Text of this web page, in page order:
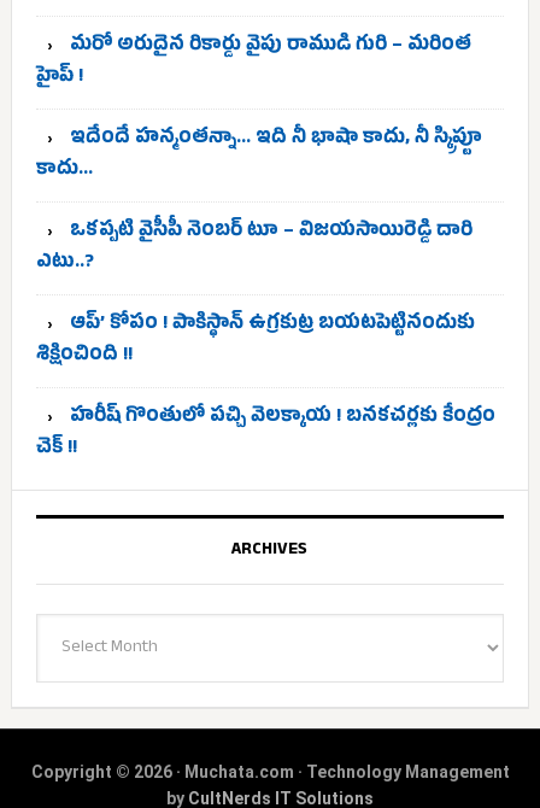
మరో అరుదైన రికార్డు వైపు రాముడి గురి – మరింత
హైప్ !
ఇదేందే హన్మంతన్నా… ఇది నీ భాషా కాదు, నీ స్క్రిప్టూ
కాదు…
ఒకప్పటి వైసీపీ నెంబర్ టూ – విజయసాయిరెడ్డి దారి
ఎటు..?
ఆప్’ కోపం ! పాకిస్థాన్ ఉగ్రకుట్ర బయటపెట్టినందుకు
శిక్షించింది !!
హరీష్ గొంతులో పచ్చి వెలక్కాయ ! బనకచర్లకు కేంద్రం
చెక్ !!
ARCHIVES
Copyright © 2026 · Muchata.com · Technology Management
by CultNerds IT Solutions